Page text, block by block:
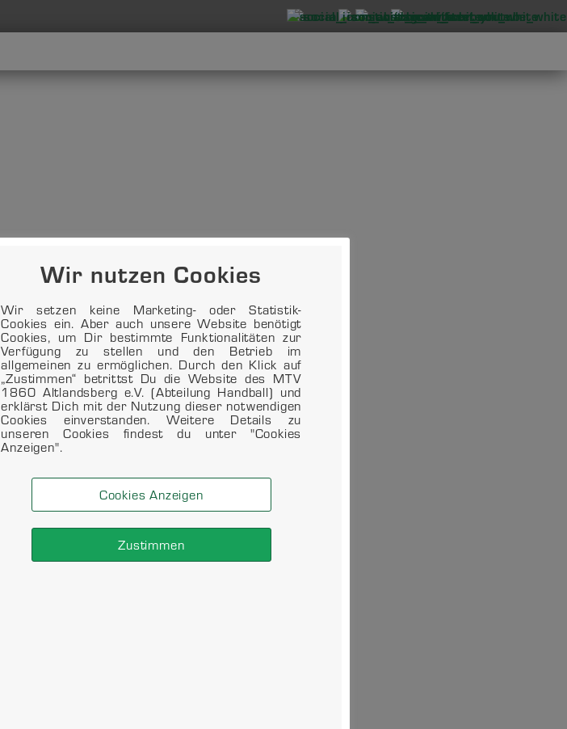
Wir nutzen Cookies
Wir setzen keine Marketing- oder Statistik-
Cookies ein. Aber auch unsere Website benötigt
Cookies, um Dir bestimmte Funktionalitäten zur
Verfügung zu stellen und den Betrieb im
allgemeinen zu ermöglichen. Durch den Klick auf
„Zustimmen“ betrittst Du die Website des MTV
1860 Altlandsberg e.V. (Abteilung Handball) und
erklärst Dich mit der Nutzung dieser notwendigen
Cookies einverstanden. Weitere Details zu
unseren Cookies findest du unter "Cookies
Anzeigen".
Cookies Anzeigen
Zustimmen